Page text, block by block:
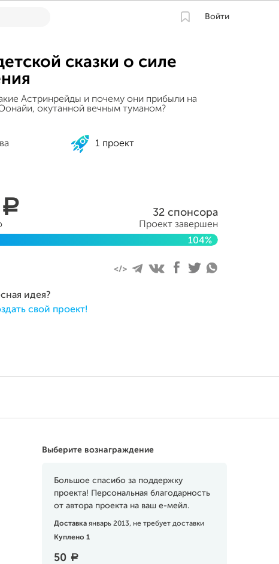
Войти
сказки о силе
Астринрейды и почему они прибыли на
окутанной вечным туманом?
1 проект
a 32 спонсора
Проект завершен
104%
идея?
свой проект!
Выберите вознаграждение
Большое спасибо за поддержку
проекта! Персональная благодарность
от автора проекта на ваш е-мейл.
Доставка январь 2013, не требует доставки
Куплено 1
50 a